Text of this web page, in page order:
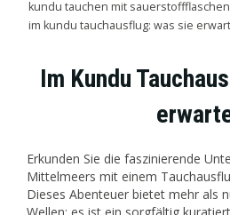
kundu tauchen mit sauerstoffflaschen
im kundu tauchausflug: was sie
Im Kundu
Erkunden Sie die faszinierende
Mittelmeers mit einem
Dieses Abenteuer bietet mehr als